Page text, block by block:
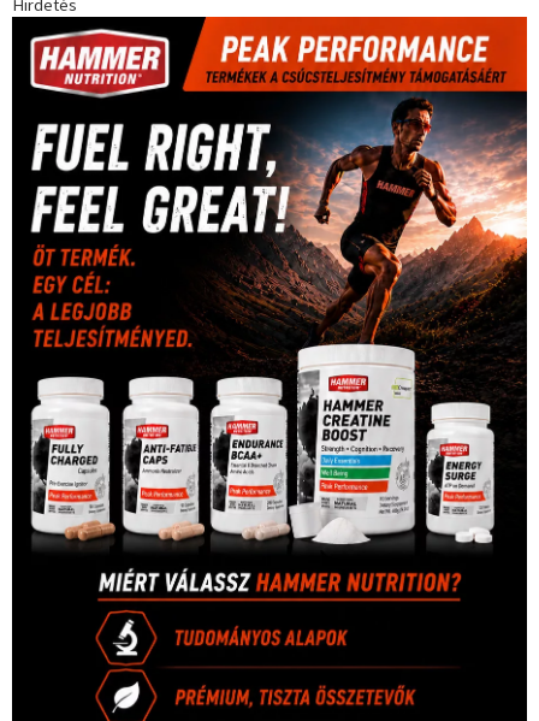
(181)Jégkorong(148)kajakkenu(138)karate(168)kickbox(204)
kosárlabda(166)kézilabda(448)Lewis Hamilton(168) magyar
labdarúgóválogatott
(148) Mercedes (244)motorsport(153)Opel
Dakar Team(132)Rali Világbajnokság(122)Rendezvény(142)rio
Sportime Magazin(128) szabadidősport
(316) Szalay Balázs (126)tenisz(416)táplálkozás(155)utazás
(126) Video(247)világbajnokság (162)Világkupa(129)vitorlázás
(222)vívás(174) vízilabda(197) Érdi Mária(130)életmód(416)
úszás(361)
Hirdetés